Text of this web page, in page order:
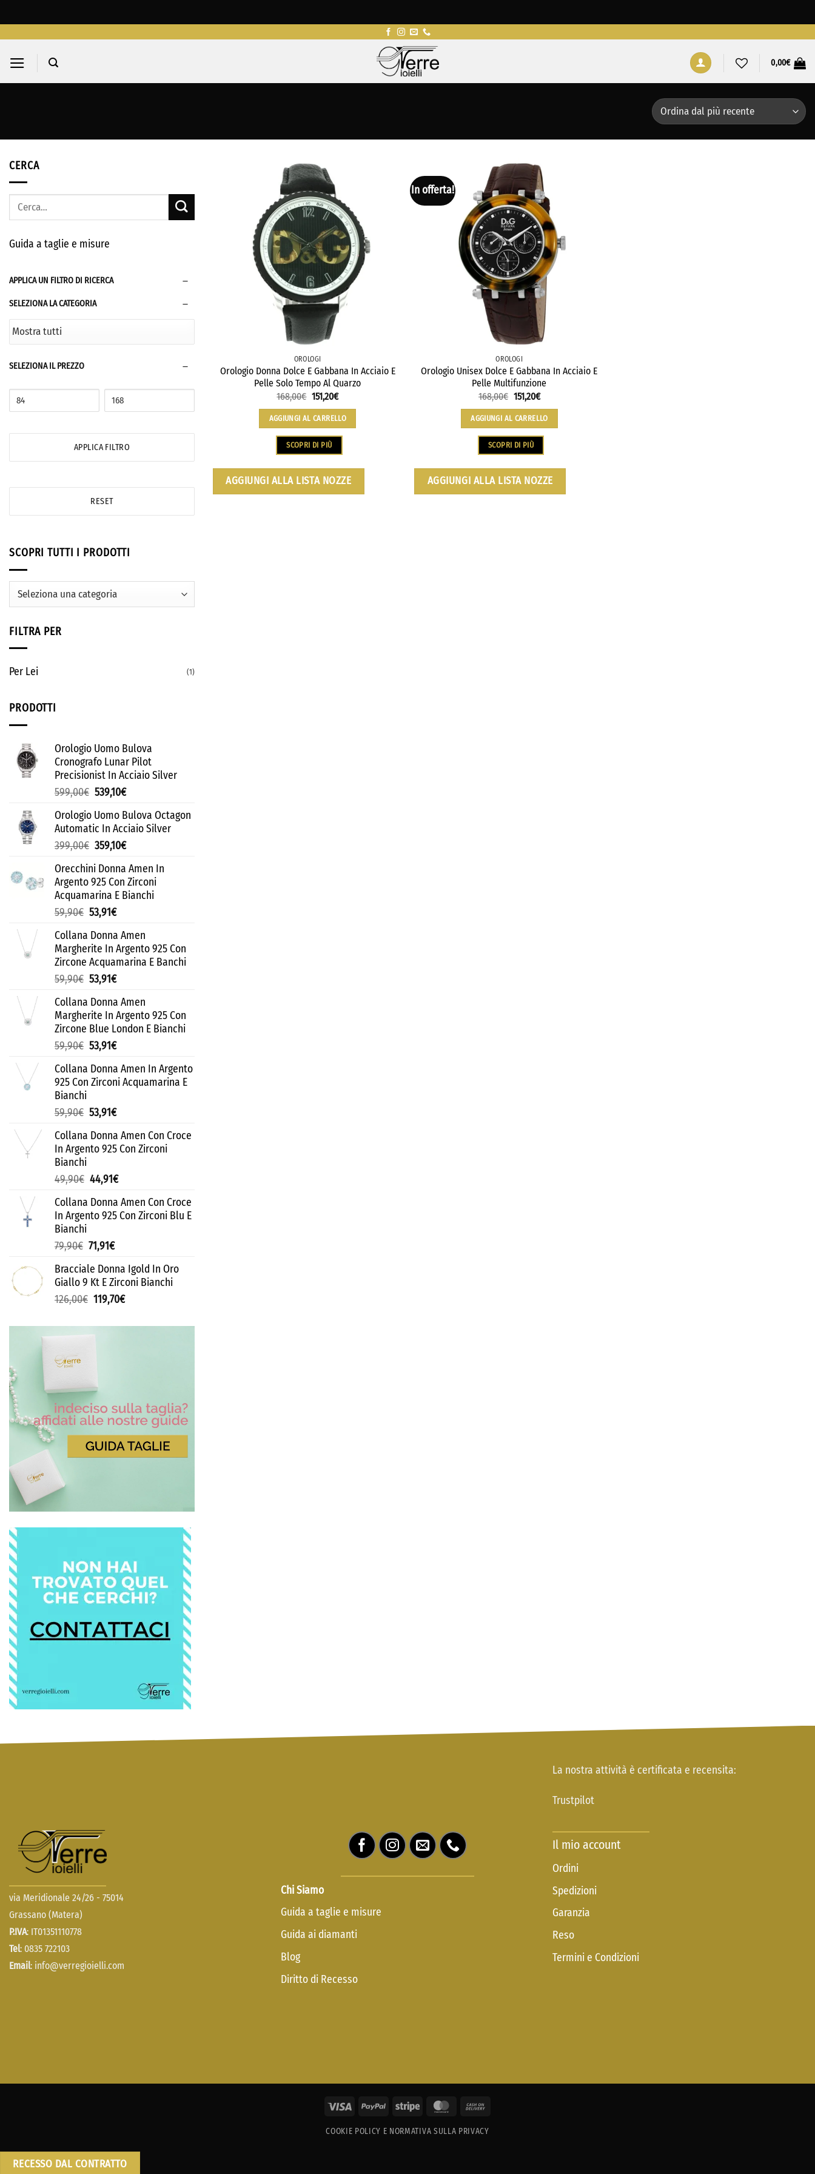
contenuti
0,00€
CERCA
Cerca:
Guida a taglie e misure
APPLICA UN FILTRO DI RICERCA
SELEZIONA LA CATEGORIA
SELEZIONA IL PREZZO
APPLICA FILTRO
RESET
SCOPRI TUTTI I PRODOTTI
FILTRA PER
Per Lei (1)
PRODOTTI
Orologio Uomo Bulova
Cronografo Lunar Pilot
Precisionist In Acciaio Silver
599,00€ 539,10€
Orologio Uomo Bulova Octagon
Automatic In Acciaio Silver
399,00€ 359,10€
Orecchini Donna Amen In
Argento 925 Con Zirconi
Acquamarina E Bianchi
59,90€ 53,91€
Collana Donna Amen
Margherite In Argento 925 Con
Zircone Acquamarina E Banchi
59,90€ 53,91€
Collana Donna Amen
Margherite In Argento 925 Con
Zircone Blue London E Bianchi
59,90€ 53,91€
Collana Donna Amen In Argento
925 Con Zirconi Acquamarina E
Bianchi
59,90€ 53,91€
Collana Donna Amen Con Croce
In Argento 925 Con Zirconi
Bianchi
49,90€ 44,91€
Collana Donna Amen Con Croce
In Argento 925 Con Zirconi Blu E
Bianchi
79,90€ 71,91€
Bracciale Donna Igold In Oro
Giallo 9 Kt E Zirconi Bianchi
126,00€ 119,70€
OROLOGI
Orologio Donna Dolce E Gabbana In Acciaio E
Pelle Solo Tempo Al Quarzo
168,00€ 151,20€
AGGIUNGI AL CARRELLO
SCOPRI DI PIÙ
AGGIUNGI ALLA LISTA NOZZE
In offerta!
OROLOGI
Orologio Unisex Dolce E Gabbana In Acciaio E
Pelle Multifunzione
168,00€ 151,20€
AGGIUNGI AL CARRELLO
SCOPRI DI PIÙ
AGGIUNGI ALLA LISTA NOZZE
via Meridionale 24/26 - 75014
Grassano (Matera)
P.IVA: IT01351110778
Tel: 0835 722103
Email: info@verregioielli.com
Chi Siamo
Guida a taglie e misure
Guida ai diamanti
Blog
Diritto di Recesso
La nostra attività è certificata e recensita:
Trustpilot
Il mio account
Ordini
Spedizioni
Garanzia
Reso
Termini e Condizioni
Visa PayPal Stripe MasterCard
COOKIE POLICY E NORMATIVA SULLA PRIVACY
RECESSO DAL CONTRATTO